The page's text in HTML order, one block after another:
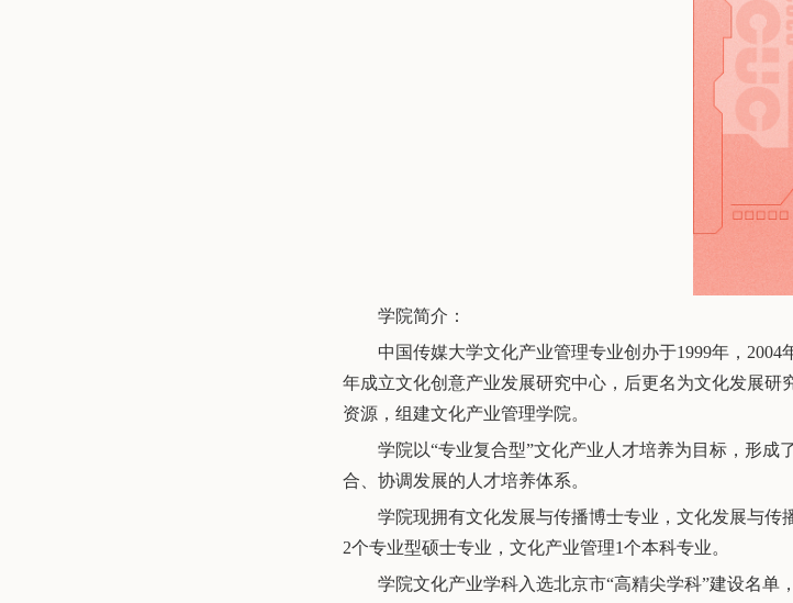
学院简介：
中国传媒大学文化产业管理专业创办于1999年，
年成立文化创意产业发展研究中心，后更名为文化发展
资源，组建文化产业管理学院。
学院以“专业复合型”文化产业人才培养为目标，形
合、协调发展的人才培养体系。
学院现拥有文化发展与传播博士专业，文化发展与传
2个专业型硕士专业，文化产业管理1个本科专业。
学院文化产业学科入选北京市“高精尖学科”建设名